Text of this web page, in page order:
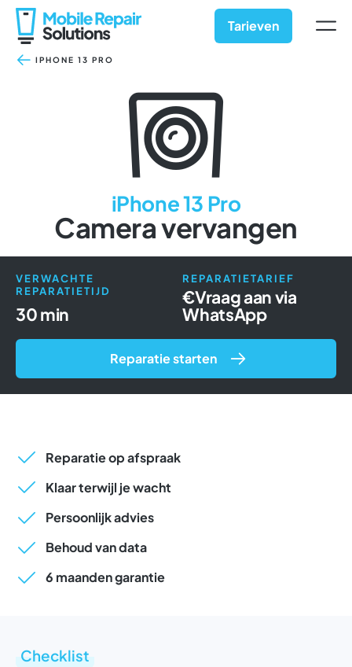
naar
inhoud
Tarieven
IPHONE 13 PRO
iPhone 13 Pro
Camera vervangen
REPARATIETARIEF
€Vraag aan via
WhatsApp
VERWACHTE
REPARATIETIJD
30 min
Reparatie starten
Reparatie op afspraak
Klaar terwijl je wacht
Persoonlijk advies
Behoud van data
6 maanden garantie
Checklist